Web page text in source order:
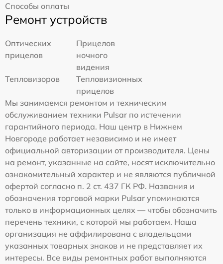
Способы оплаты
Ремонт устройств
Оптических
прицелов
Прицелов
ночного
видения
Тепловизоров
Тепловизионных
прицелов
Мы занимаемся ремонтом и техническим
обслуживанием техники Pulsar по истечении
гарантийного периода. Наш центр в Нижнем
Новгороде работает независимо и не имеет
официальной авторизации от производителя. Цены
на ремонт, указанные на сайте, носят исключительно
ознакомительный характер и не являются публичной
офертой согласно п. 2 ст. 437 ГК РФ. Названия и
обозначения торговой марки Pulsar упоминаются
только в информационных целях — чтобы обозначить
перечень техники, с которой мы работаем. Наша
организация не аффилирована с владельцами
указанных товарных знаков и не представляет их
интересы. Все виды ремонтных работ выполняются